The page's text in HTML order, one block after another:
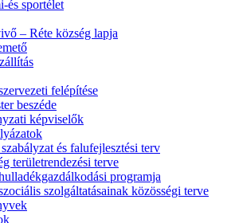
és sportélet
– Réte község lapja
felépítése
beszéde
képviselők
és falufejlesztési terv
területrendezési terve
programja
szolgáltatásainak közösségi terve